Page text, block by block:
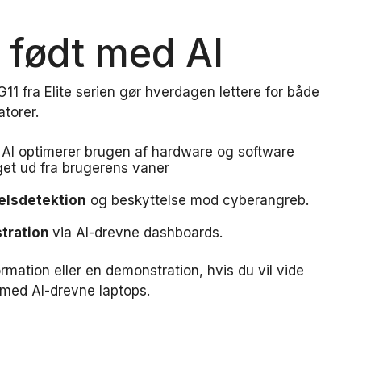
født med AI
fra Elite serien gør hverdagen lettere for både
AI optimerer brugen af hardware og software
ud fra brugerens vaner
og beskyttelse mod cyberangreb.
via AI-drevne dashboards.
eller en demonstration, hvis du vil vide
AI-drevne laptops.